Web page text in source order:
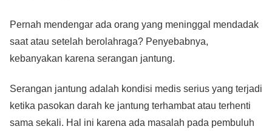
k
Pernah mendengar ada orang yang meninggal mendadak
saat atau setelah berolahraga? Penyebabnya,
kebanyakan karena serangan jantung.
Serangan jantung adalah kondisi medis serius yang terjadi
ketika pasokan darah ke jantung terhambat atau terhenti
sama sekali. Hal ini karena ada masalah pada pembuluh